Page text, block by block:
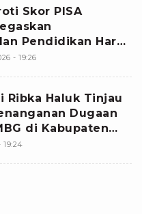
Skor PISA
Pendidikan Harus
- 19:26
Ribka Haluk Tinjau
Dugaan
di Kabupaten
19:24